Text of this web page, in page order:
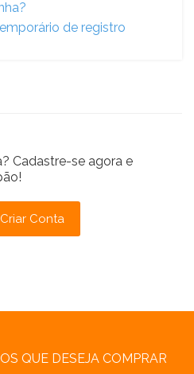
de registro
Cadastre-se agora e
Criar Conta
QUE DESEJA COMPRAR